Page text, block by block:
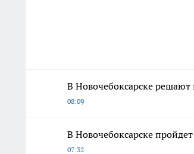
В Новочебоксарске
08:09
В Новочебоксарске
07:32